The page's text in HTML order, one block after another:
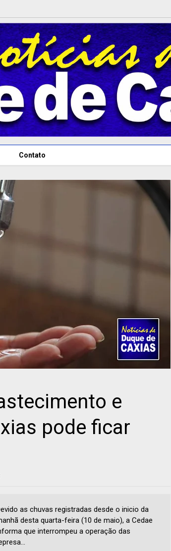
Contato
e
pode ficar
as chuvas registradas desde o inicio da
desta quarta-feira (10 de maio), a Cedae
que interrompeu a operação das